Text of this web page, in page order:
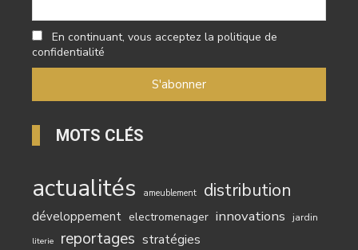
En continuant, vous acceptez la politique de
confidentialité
MOTS CLÉS
actualités ameublement distribution
développement electromenager innovations jardin
literie reportages stratégies